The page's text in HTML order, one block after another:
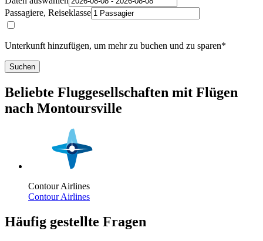
Passagiere, Reiseklasse
Unterkunft hinzufügen, um mehr zu buchen und zu sparen*
Suchen
Beliebte Fluggesellschaften mit Flügen
nach Montoursville
Contour Airlines
Contour Airlines
Häufig gestellte Fragen